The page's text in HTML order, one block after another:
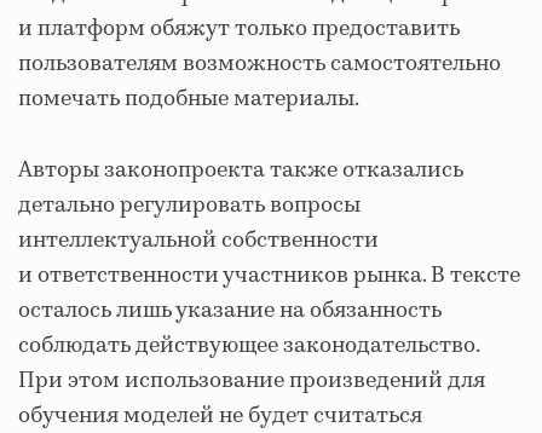
и платформ обяжут только предоставить
пользователям возможность самостоятельно
помечать подобные материалы.
Авторы законопроекта также отказались
детально регулировать вопросы
интеллектуальной собственности
и ответственности участников рынка. В тексте
осталось лишь указание на обязанность
соблюдать действующее законодательство.
При этом использование произведений для
обучения моделей не будет считаться